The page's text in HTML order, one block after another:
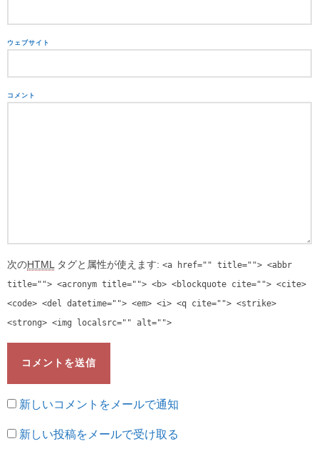
ウェブサイト
コメント
次のHTML タグと属性が使えます: <a href="" title=""> <abbr
title=""> <acronym title=""> <b> <blockquote cite=""> <cite>
<code> <del datetime=""> <em> <i> <q cite=""> <strike>
<strong> <img localsrc="" alt="">
新しいコメントをメールで通知
新しい投稿をメールで受け取る